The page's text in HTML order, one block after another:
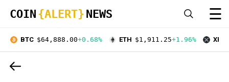
COIN {ALERT} NEWS ☰
BTC $64,888.00+0.68% ETH $1,911.25+1.96% XRP